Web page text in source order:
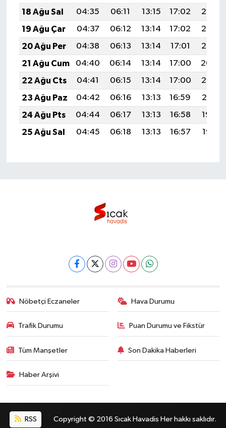
18 Ağu Sal
04:35 06:11 13:15 17:02
20:08
19 Ağu Çar
04:37 06:12 13:14 17:02
20:07
20 Ağu Per
04:38 06:13 13:14 17:01
20:05
21 Ağu Cum
04:40 06:14 13:14 17:00
20:04
22 Ağu Cts
04:41 06:15 13:14 17:00
20:02
23 Ağu Paz
04:42 06:16 13:13 16:59
20:01
24 Ağu Pts
04:44 06:17 13:13 16:58
19:59
25 Ağu Sal
04:45 06:18 13:13 16:57 19:58
Nöbetçi Eczaneler Hava Durumu
Trafik Durumu Puan Durumu ve Fikstür
Tüm Manşetler Son Dakika Haberleri
Haber Arşivi
RSS Copyright © 2016 Sıcak Havadis Her hakkı saklıdır.